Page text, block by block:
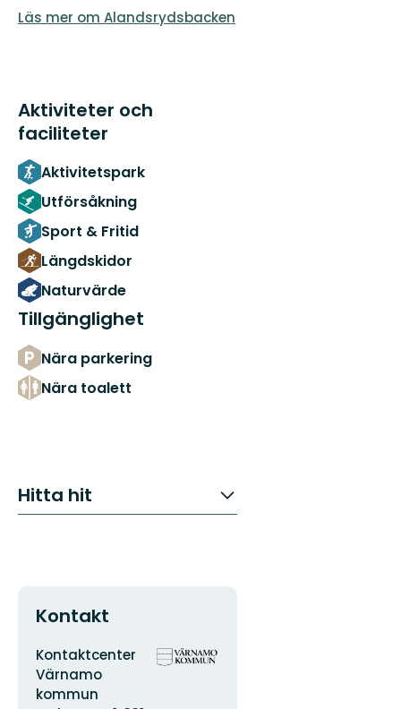
Läs mer om Alandsrydsbacken
Aktiviteter och
faciliteter
Aktivitetspark
Utförsåkning
Sport & Fritid
Längdskidor
Naturvärde
Tillgänglighet
Nära parkering
Nära toalett
Hitta hit
Kontakt
Adress
Kontaktcenter
Värnamo
kommun
Organisationens
logotyp